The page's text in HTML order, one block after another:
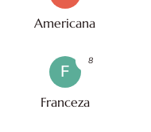
Americana
F
Franceza
8